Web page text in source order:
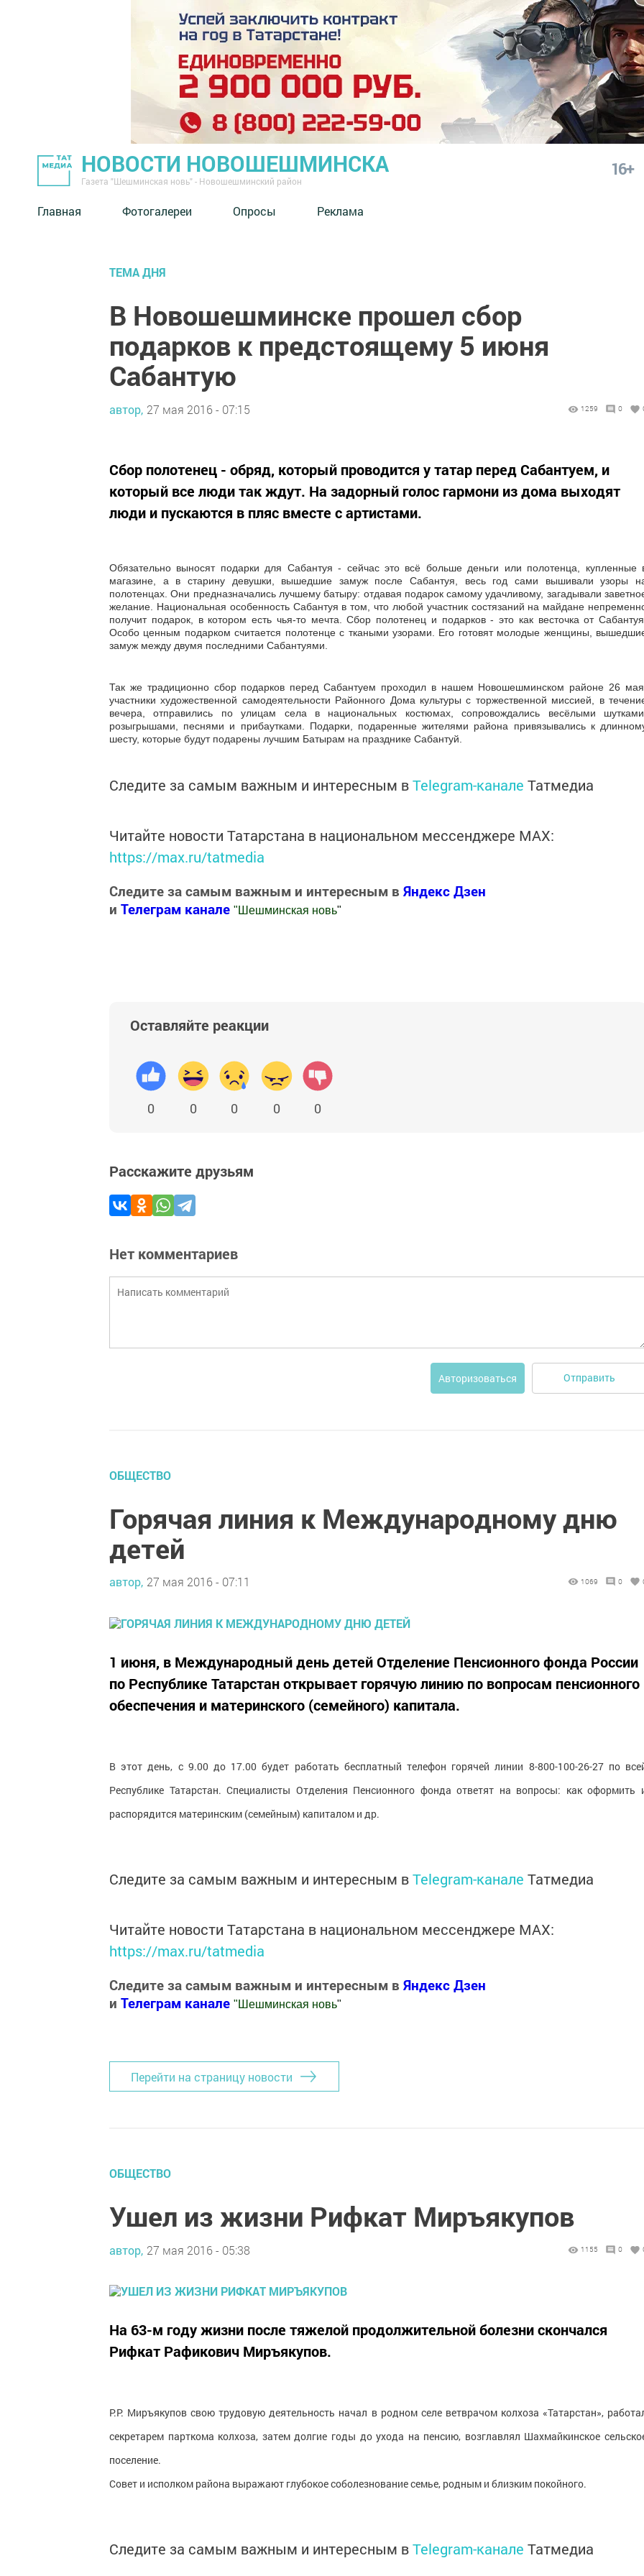
НОВОСТИ НОВОШЕШМИНСКА
Газета "Шешминская новь" - Новошешминский район
16+
Главная Фотогалереи Опросы Реклама
ТЕМА ДНЯ
В Новошешминске прошел сбор
подарков к предстоящему 5 июня
Сабантую
автор, 27 мая 2016 - 07:15 1259 0
Сбор полотенец - обряд, который проводится у татар перед Сабантуем, и
который все люди так ждут. На задорный голос гармони из дома выходят
люди и пускаются в пляс вместе с артистами.
Обязательно выносят подарки для Сабантуя - сейчас это всё больше деньги или полотенца, купленные
магазине, а в старину девушки, вышедшие замуж после Сабантуя, весь год сами вышивали узоры
полотенцах. Они предназначались лучшему батыру: отдавая подарок самому удачливому, загадывали
желание. Национальная особенность Сабантуя в том, что любой участник состязаний на майдане
получит подарок, в котором есть чья-то мечта. Сбор полотенец и подарков - это как весточка от
Особо ценным подарком считается полотенце с ткаными узорами. Его готовят молодые женщины,
замуж между двумя последними Сабантуями.
Так же традиционно сбор подарков перед Сабантуем проходил в нашем Новошешминском районе 26
участники художественной самодеятельности Районного Дома культуры с торжественной миссией, в
вечера, отправились по улицам села в национальных костюмах, сопровождались весёлыми
розыгрышами, песнями и прибаутками. Подарки, подаренные жителями района привязывались к
шесту, которые будут подарены лучшим Батырам на празднике Сабантуй.
Следите за самым важным и интересным вTelegram-канале Татмедиа
Читайте новости Татарстана в национальном мессенджере MАХ:
https://max.ru/tatmedia
Следите за самым важным и интересным в Яндекс Дзен
и Телеграм канале " Шешминская новь"
Оставляйте реакции
0 0 0 0 0
Расскажите друзьям
Нет комментариев
Авторизоваться Отправить
ОБЩЕСТВО
Горячая линия к Международному дню
детей
автор, 27 мая 2016 - 07:11 1069 0
1 июня, в Международный день детей Отделение Пенсионного фонда России
по Республике Татарстан открывает горячую линию по вопросам пенсионного
обеспечения и материнского (семейного) капитала.
В этот день, с 9.00 до 17.00 будет работать бесплатный телефон горячей линии 8-800-100-26-27 по
Республике Татарстан. Специалисты Отделения Пенсионного фонда ответят на вопросы: как оформить
распорядится материнским (семейным) капиталом и др.
Следите за самым важным и интересным вTelegram-канале Татмедиа
Читайте новости Татарстана в национальном мессенджере MАХ:
https://max.ru/tatmedia
Следите за самым важным и интересным в Яндекс Дзен
и Телеграм канале " Шешминская новь"
Перейти на страницу новости
ОБЩЕСТВО
Ушел из жизни Рифкат Миръякупов
автор, 27 мая 2016 - 05:38 1155 0
На 63-м году жизни после тяжелой продолжительной болезни скончался
Рифкат Рафикович Миръякупов.
Р.Р. Миръякупов свою трудовую деятельность начал в родном селе ветврачом колхоза «Татарстан»,
секретарем парткома колхоза, затем долгие годы до ухода на пенсию, возглавлял Шахмайкинское
поселение.
Совет и исполком района выражают глубокое соболезнование семье, родным и близким покойного.
Следите за самым важным и интересным вTelegram-канале Татмедиа